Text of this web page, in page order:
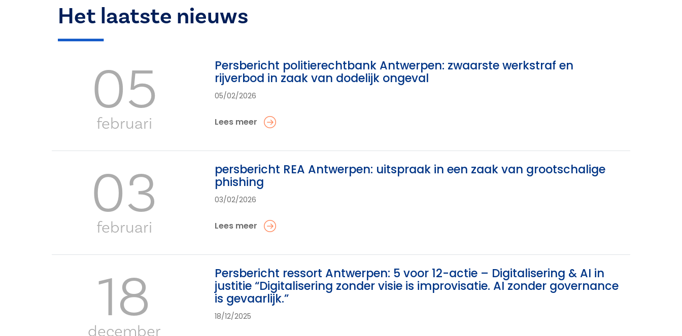
Het laatste nieuws
05
februari
Persbericht politierechtbank Antwerpen: zwaarste werkstraf en
rijverbod in zaak van dodelijk ongeval
05/02/2026
Lees meer
03
februari
persbericht REA Antwerpen: uitspraak in een zaak van grootschalige
phishing
03/02/2026
Lees meer
18
december
Persbericht ressort Antwerpen: 5 voor 12-actie – Digitalisering & AI in
justitie “Digitalisering zonder visie is improvisatie. AI zonder governance
is gevaarlijk.”
18/12/2025